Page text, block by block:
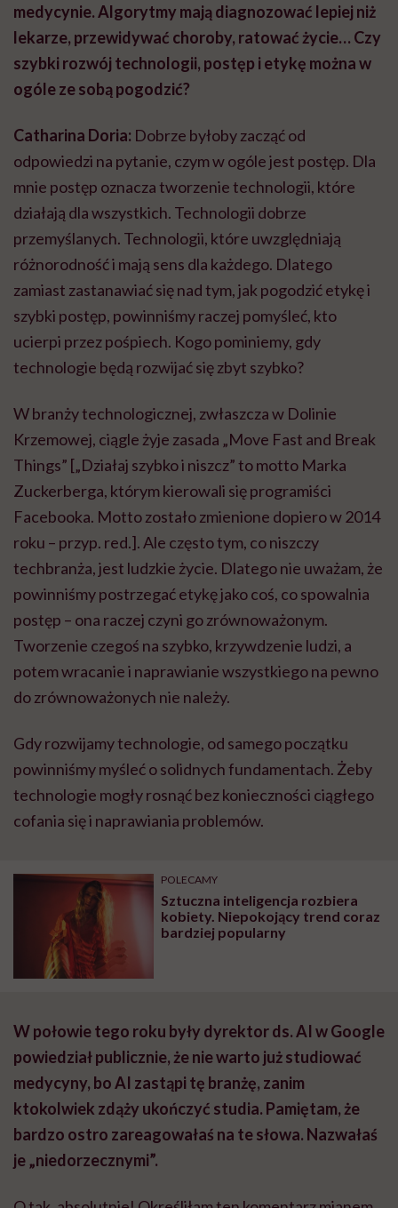
medycynie. Algorytmy mają diagnozować lepiej niż
lekarze, przewidywać choroby, ratować życie… Czy
szybki rozwój technologii, postęp i etykę można w
ogóle ze sobą pogodzić?
Catharina Doria: Dobrze byłoby zacząć od
odpowiedzi na pytanie, czym w ogóle jest postęp. Dla
mnie postęp oznacza tworzenie technologii, które
działają dla wszystkich. Technologii dobrze
przemyślanych. Technologii, które uwzględniają
różnorodność i mają sens dla każdego. Dlatego
zamiast zastanawiać się nad tym, jak pogodzić etykę i
szybki postęp, powinniśmy raczej pomyśleć, kto
ucierpi przez pośpiech. Kogo pominiemy, gdy
technologie będą rozwijać się zbyt szybko?
W branży technologicznej, zwłaszcza w Dolinie
Krzemowej, ciągle żyje zasada „Move Fast and Break
Things” [„Działaj szybko i niszcz” to motto Marka
Zuckerberga, którym kierowali się programiści
Facebooka. Motto zostało zmienione dopiero w 2014
roku – przyp. red.]. Ale często tym, co niszczy
techbranża, jest ludzkie życie. Dlatego nie uważam, że
powinniśmy postrzegać etykę jako coś, co spowalnia
postęp – ona raczej czyni go zrównoważonym.
Tworzenie czegoś na szybko, krzywdzenie ludzi, a
potem wracanie i naprawianie wszystkiego na pewno
do zrównoważonych nie należy.
Gdy rozwijamy technologie, od samego początku
powinniśmy myśleć o solidnych fundamentach. Żeby
technologie mogły rosnąć bez konieczności ciągłego
cofania się i naprawiania problemów.
POLECAMY
Sztuczna inteligencja rozbiera
kobiety. Niepokojący trend coraz
bardziej popularny
W połowie tego roku były dyrektor ds. AI w Google
powiedział publicznie, że nie warto już studiować
medycyny, bo AI zastąpi tę branżę, zanim
ktokolwiek zdąży ukończyć studia. Pamiętam, że
bardzo ostro zareagowałaś na te słowa. Nazwałaś
je „niedorzecznymi”.